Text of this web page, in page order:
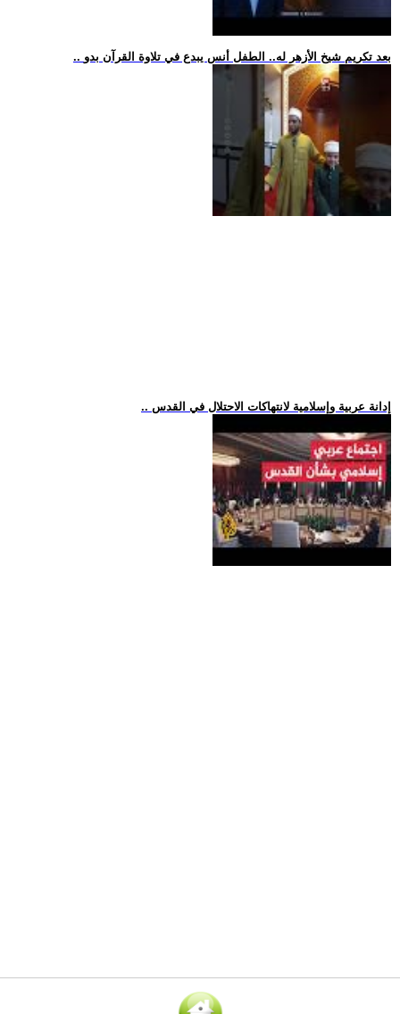
.. بعد تكريم شيخ الأزهر له.. الطفل أنس يبدع في تلاوة القرآن بدو
.. إدانة عربية وإسلامية لانتهاكات الاحتلال في القدس